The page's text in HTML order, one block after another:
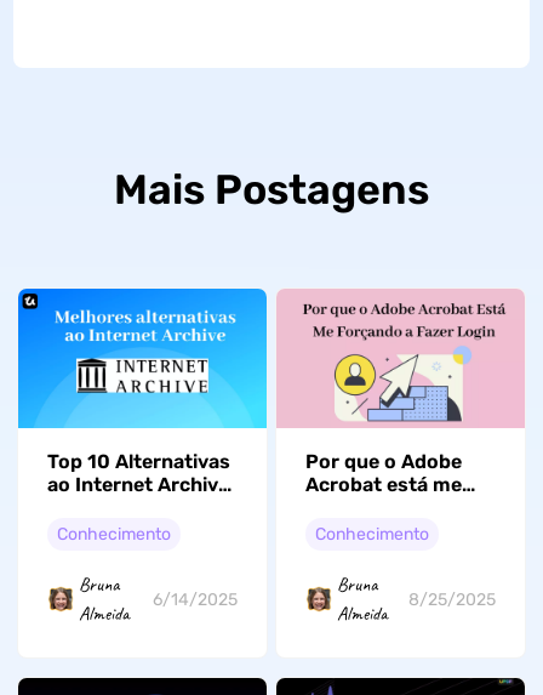
Mais Postagens
Top 10 Alternativas
ao Internet Archive
Conhecer
Conhecimento
Bruna
Almeida
6/14/2025
Por que o Adobe
Acrobat está me
login? Corrigido
Conhecimento
Bruna
Almeida
8/25/2025